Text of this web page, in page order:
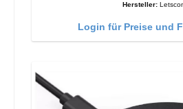
Hersteller:
Login für Preise und